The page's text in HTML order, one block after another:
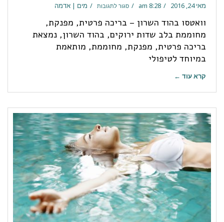
מאי 24, 2016 8:28 am סגור לתגובות מים | אדמה
וואטסו בהוד השרון – בריכה פרטית, מפנקת,
מחוממת בלב שדות ירוקים, בהוד השרון, נמצאת
בריכה פרטית, מפנקת, מחוממת, מותאמת
במיוחד לטיפולי
קרא עוד ←